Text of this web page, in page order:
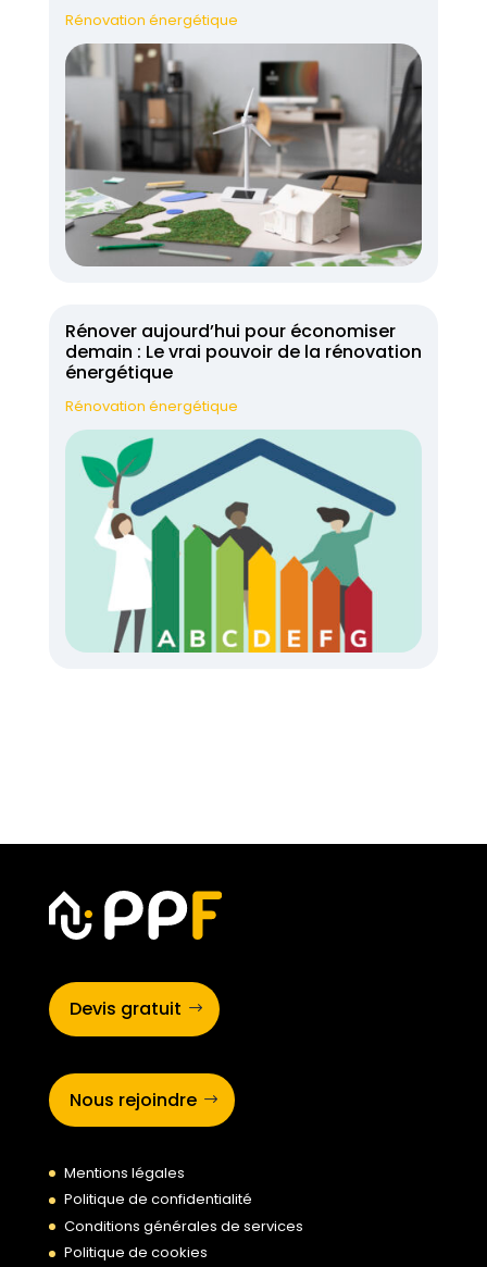
Rénovation énergétique
Rénover aujourd’hui pour économiser
demain : Le vrai pouvoir de la rénovation
énergétique
Rénovation énergétique
Devis gratuit
Nous rejoindre
Mentions légales
Politique de confidentialité
Conditions générales de services
Politique de cookies